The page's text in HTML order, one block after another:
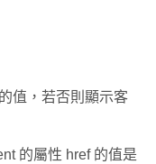
值，若否則顯示客
的屬性 href 的值是